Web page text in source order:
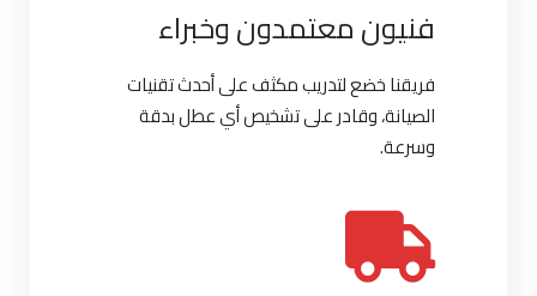
فنيون معتمدون وخبراء
فريقنا خضع لتدريب مكثف على أحدث تقنيات
الصيانة، وقادر على تشخيص أي عطل بدقة
وسرعة.